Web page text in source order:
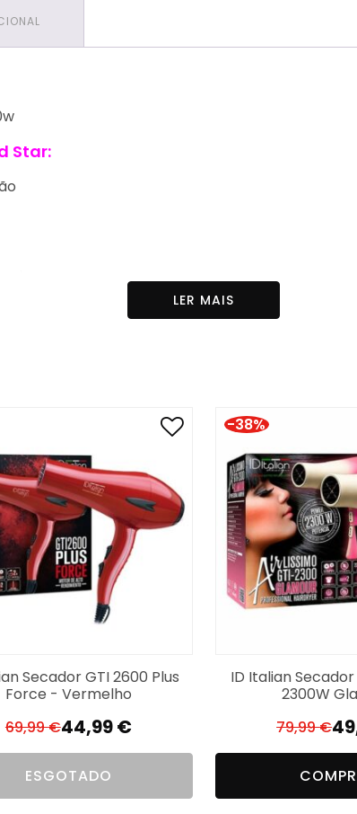
Star:
LER MAIS
Secador GTI 2600 Plus
Force - Vermelho
69,99€ O
preço
original
era:
44,99€
O
preço
atual
é:
ESGOTADO
-38%
ID Italian
2300W
79,99€ O
O
é: